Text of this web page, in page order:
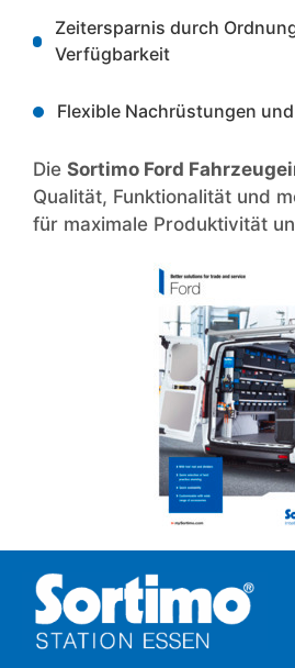
Zeitersparnis durch
Verfügbarkeit
Flexible Nachrüstungen
Die Sortimo Ford
Qualität, Funktionalität und
für maximale Produktivität